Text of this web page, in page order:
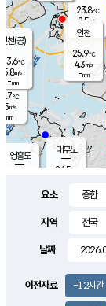
의도
℃
m/s
mm
영흥도
대부도
24.5
23.8℃
2.5 m/s
-mm
인천(공)
23.6℃
5.8m/s
-mm
인천
25.9℃
4.3m/s
-mm
요소
지역
날짜
이전자료 -12시간